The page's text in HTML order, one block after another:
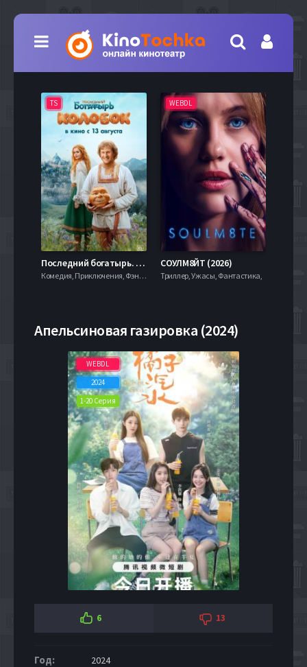
TS
Последний богатырь. Колобок (2026)
Комедия, Приключения, Фэнтези,
WEBDL
СОУЛМ8ЙТ (2026)
Триллер, Ужасы, Фантастика,
Апельсиновая газировка (2024)
WEBDL
2024
1-20 Серия
6 13
Год: 2024